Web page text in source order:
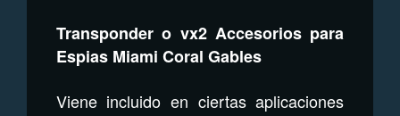
Transponder o vx2 Accesorios para
Espias Miami Coral Gables
Viene incluido en ciertas aplicaciones